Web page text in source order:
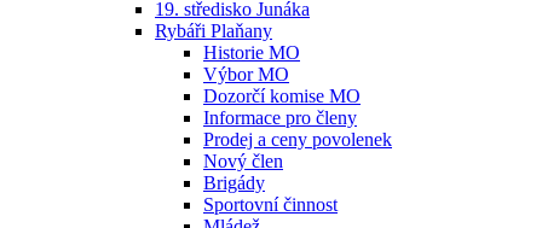
19. středisko Junáka
Rybáři Plaňany
Historie MO
Výbor MO
Dozorčí komise MO
Informace pro členy
Prodej a ceny povolenek
Nový člen
Brigády
Sportovní činnost